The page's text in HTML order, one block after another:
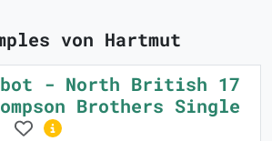
von Hartmut
- North British 17
Brothers Single